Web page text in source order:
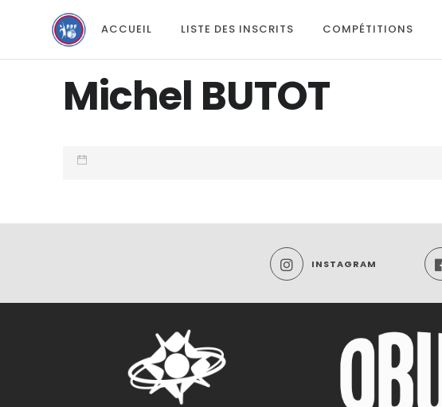
ACCUEIL LISTE DES INSCRITS COMPÉTITIONS
Michel BUTOT
INSTAGRAM